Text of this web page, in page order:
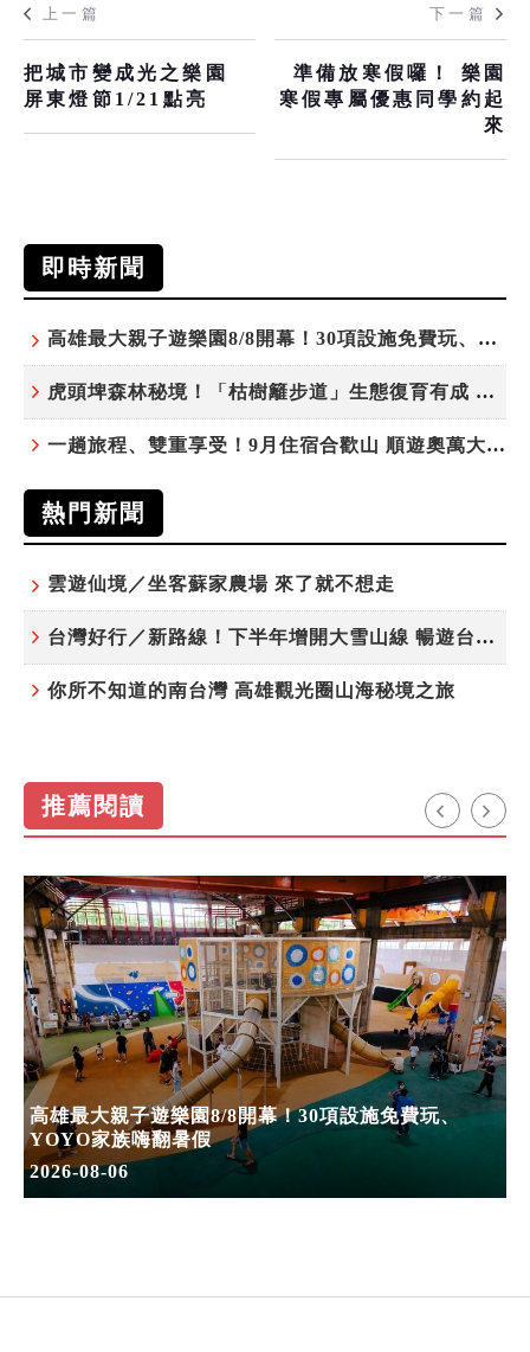
上一篇
把城市變成光之樂園
屏東燈節1/21點亮
下一篇
準備放寒假囉！ 樂園
寒假專屬優惠同學約起
來
即時新聞
高雄最大親子遊樂園8/8開幕！30項設施免費玩、YOYO家族嗨翻暑假
虎頭埤森林秘境！「枯樹籬步道」生態復育有成 走進大自然生命教室
一趟旅程、雙重享受！9月住宿合歡山 順遊奧萬大10元優惠入園
熱門新聞
雲遊仙境／坐客蘇家農場 來了就不想走
台灣好行／新路線！下半年增開大雪山線 暢遊台中更便利
你所不知道的南台灣 高雄觀光圈山海秘境之旅
推薦閱讀
高雄最大親子遊樂園8/8開幕！30項設施免費玩、
YOYO家族嗨翻暑假
2026-08-06